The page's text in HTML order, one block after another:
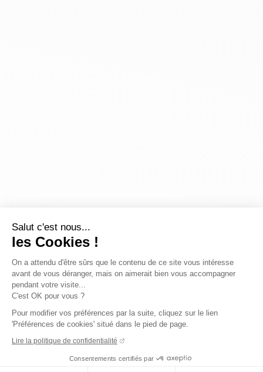
Salut c'est nous...
les Cookies !
On a attendu d'être sûrs que le contenu de ce site vous intéresse
avant de vous déranger, mais on aimerait bien vous accompagner
pendant votre visite...
C'est OK pour vous ?
Pour modifier vos préférences par la suite, cliquez sur le lien
'Préférences de cookies' situé dans le pied de page.
Lire la politique de confidentialité
Consentements certifiés par